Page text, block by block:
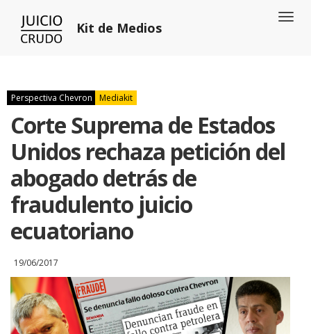
Kit de Medios
Perspectiva Chevron Mediakit
Corte Suprema de Estados
Unidos rechaza petición del
abogado detrás de
fraudulento juicio
ecuatoriano
19/06/2017